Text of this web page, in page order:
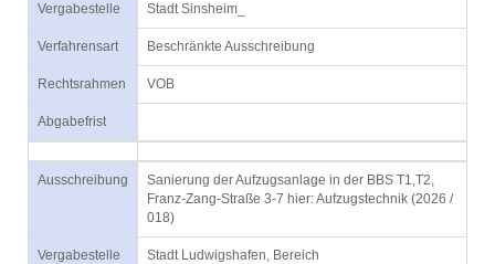
Vergabestelle Stadt Sinsheim_
Verfahrensart Beschränkte Ausschreibung
Rechtsrahmen VOB
Abgabefrist
Ausschreibung
Sanierung der Aufzugsanlage in der BBS T1,T2,
Franz-Zang-Straße 3-7 hier: Aufzugstechnik (2026 /
018)
Vergabestelle
Stadt Ludwigshafen, Bereich